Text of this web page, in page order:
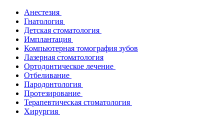
Анестезия
Гнатология
Детская стоматология
Имплантация
Компьютерная томография зубов
Лазерная стоматология
Ортодонтическое лечение
Отбеливание
Пародонтология
Протезирование
Терапевтическая стоматология
Хирургия